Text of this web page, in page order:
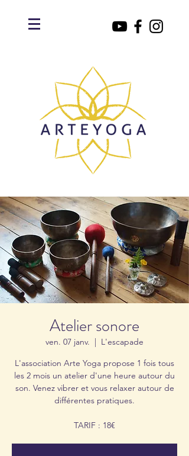
Atelier sonore
ven. 07 janv.
  |
L'escapade
L'association Arte Yoga propose 1 fois tous
les 2 mois un atelier d'une heure autour du
son. Venez vibrer et vous relaxer autour de
différentes pratiques.
TARIF : 18€